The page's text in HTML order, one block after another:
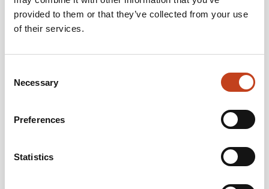
provided to them or that they’ve collected from your use
of their services.
Selection
Necessary
Preferences
Statistics
võimeline CAM tarkvara kohandama just nende CNC-
tootmise spetsiifilisi meetodeid silmas pidades. Nad on
nende muutustega, mis see on endaga kaasa toonud.
Hr. Robby Smekens, direktor ja omanik, on alati töötanud selle nimel,
– Aastaid on olnud minu eesmärgiks trepitootmise automatiseerituse
võimalik käsitsi toota! Kaks 5-teljelist CNC-tootmisüksust, mida
juhitakse Staircon’iga, on just see õige tööriist, räägib Hr. Smekens.
tehnoloogia viimase sõna järgi. Nende trepid on loodud iga kliendi